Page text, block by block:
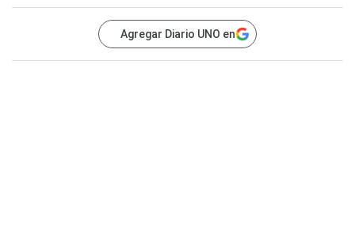
Agregar Diario UNO en